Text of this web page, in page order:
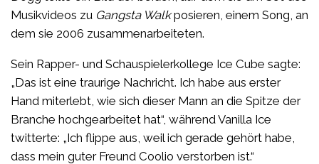
Musikvideos zu Gangsta Walkposieren, einem Song, an
dem sie 2006 zusammenarbeiteten.
Sein Rapper- und Schauspielerkollege Ice Cube sagte:
„Das ist eine traurige Nachricht. Ich habe aus erster
Hand miterlebt, wie sich dieser Mann an die Spitze der
Branche hochgearbeitet hat“, während Vanilla Ice
twitterte: „Ich flippe aus, weil ich gerade gehört habe,
dass mein guter Freund Coolio verstorben ist.“